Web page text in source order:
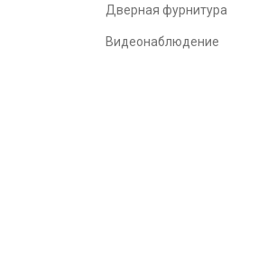
Дверная фурнитура
Видеонаблюдение